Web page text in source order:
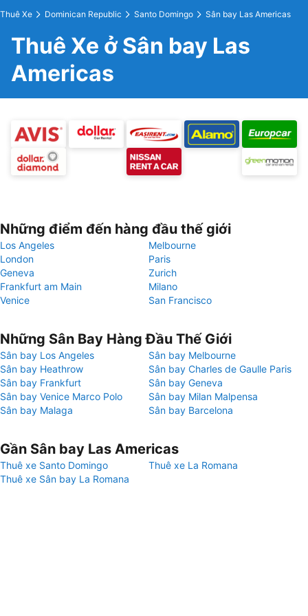
Thuê Xe Dominican Republic Santo Domingo Sân bay Las Americas
Thuê Xe ở Sân bay Las
Americas
Những điểm đến hàng đầu thế giới
Los Angeles
Melbourne
London
Paris
Geneva
Zurich
Frankfurt am Main
Milano
Venice
San Francisco
Những Sân Bay Hàng Đầu Thế Giới
Sân bay Los Angeles
Sân bay Melbourne
Sân bay Heathrow
Sân bay Charles de Gaulle Paris
Sân bay Frankfurt
Sân bay Geneva
Sân bay Venice Marco Polo
Sân bay Milan Malpensa
Sân bay Malaga
Sân bay Barcelona
Gần Sân bay Las Americas
Thuê xe Santo Domingo
Thuê xe La Romana
Thuê xe Sân bay La Romana